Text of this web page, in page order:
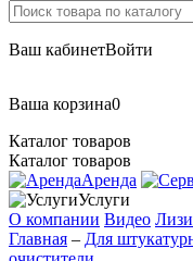
Ваш кабинетВойти
Ваша корзина0
Каталог товаров
Каталог товаров
Аренда
Услуги
О компании Видео
Главная – Для